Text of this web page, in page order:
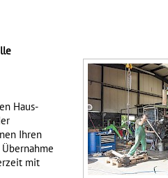
Haus-
Ihren
mit